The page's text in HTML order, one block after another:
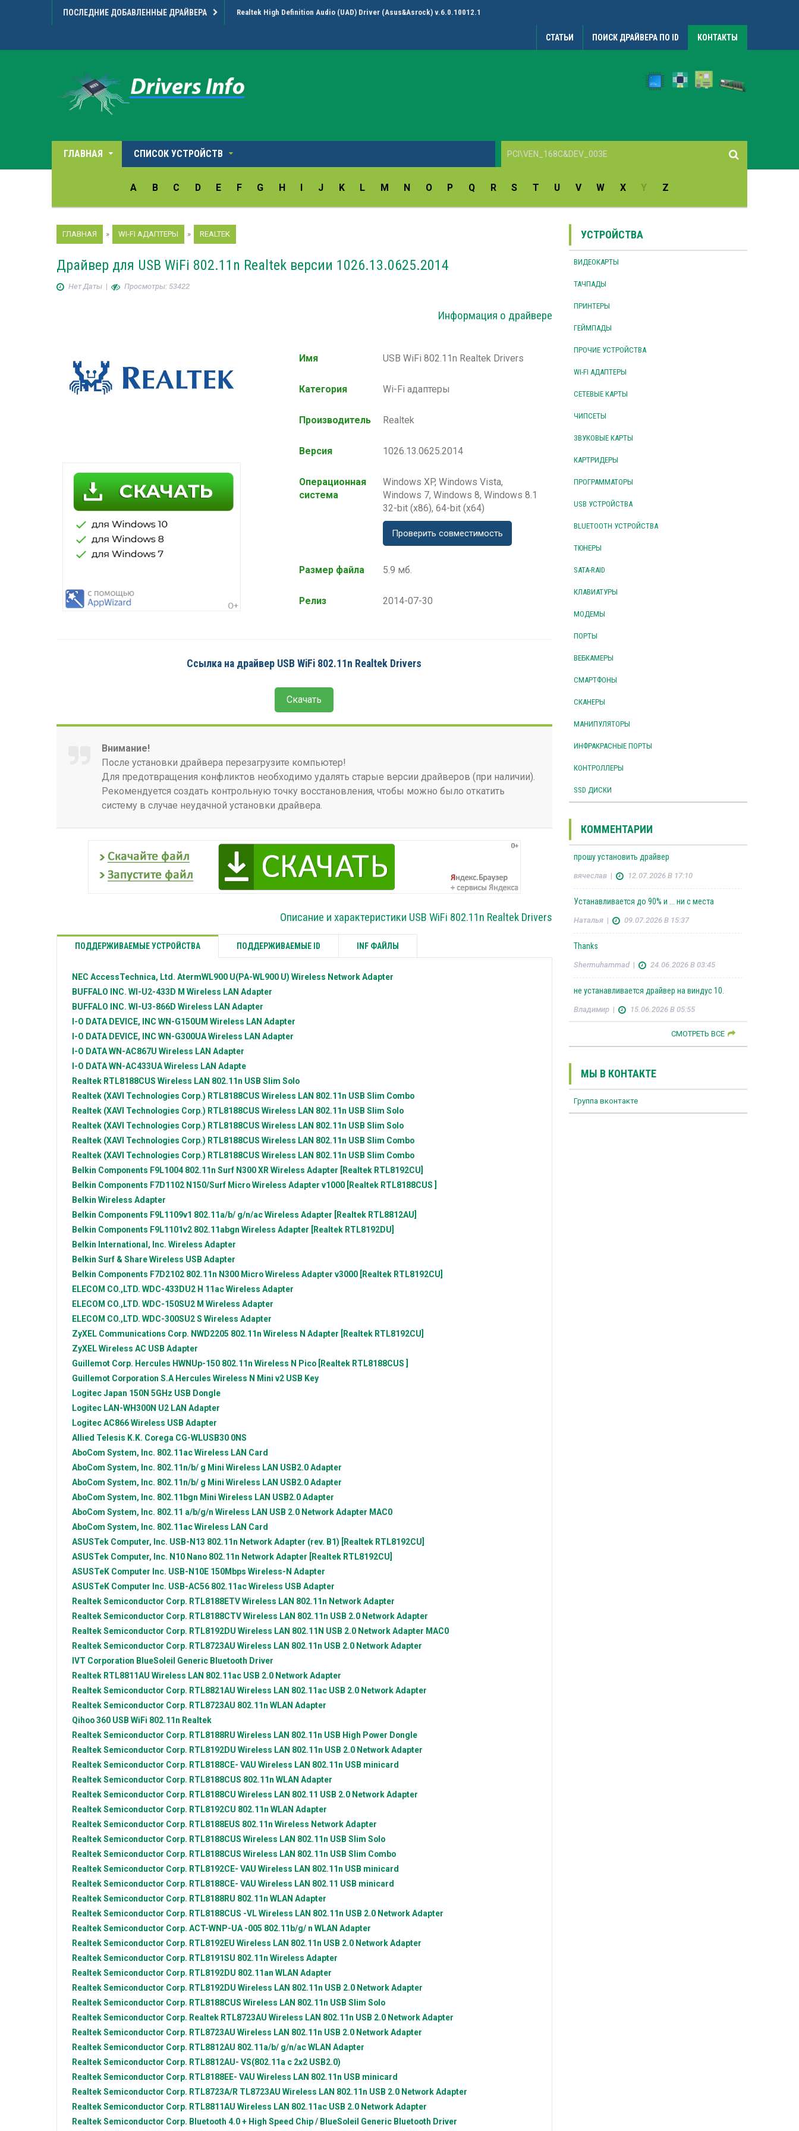
ПОСЛЕДНИЕ ДОБАВЛЕННЫЕ ДРАЙВЕРА Realtek High Definition Audio (UAD) Driver (Asus&Asrock) v.6.0.10012.1
СТАТЬИ ПОИСК ДРАЙВЕРА ПО ID КОНТАКТЫ
ГЛАВНАЯ СПИСОК УСТРОЙСТВ
A B C D E F G H J K L M N O P Q R S T U V W X Y Z
ГЛАВНАЯ » WI-FI АДАПТЕРЫ » REALTEK
Драйвер для USB WiFi 802.11n Realtek версии 1026.13.0625.2014
Нет Даты | Просмотры: 53422
Информация о драйвере
Имя USB WiFi 802.11n Realtek Drivers
Категория Wi-Fi адаптеры
Производитель Realtek
Версия 1026.13.0625.2014
Операционная
система
Windows XP, Windows Vista,
Windows 7, Windows 8, Windows 8.1
32-bit (x86), 64-bit (x64)
Проверить совместимость
Размер файла 5.9 мб.
Релиз 2014-07-30
Ссылка на драйвер USB WiFi 802.11n Realtek Drivers
Скачать
Внимание!
После установки драйвера перезагрузите компьютер!
Для предотвращения конфликтов необходимо удалять старые версии драйверов (при наличии).
Рекомендуется создать контрольную точку восстановления, чтобы можно было откатить
систему в случае неудачной установки драйвера.
Описание и характеристики USB WiFi 802.11n Realtek Drivers
ПОДДЕРЖИВАЕМЫЕ УСТРОЙСТВА ПОДДЕРЖИВАЕМЫЕ ID INF ФАЙЛЫ
NEC AccessTechnica, Ltd. AtermWL900 U(PA-WL900 U) Wireless Network Adapter
BUFFALO INC. WI-U2-433D M Wireless LAN Adapter
BUFFALO INC. WI-U3-866D Wireless LAN Adapter
I-O DATA DEVICE, INC WN-G150UM Wireless LAN Adapter
I-O DATA DEVICE, INC WN-G300UA Wireless LAN Adapter
I-O DATAWN-AC867U Wireless LAN Adapter
I-O DATAWN-AC433UA Wireless LAN Adapte
Realtek RTL8188CUS Wireless LAN 802.11n USB Slim Solo
Realtek (XAVI Technologies Corp.) RTL8188CUS Wireless LAN 802.11n USB Slim Combo
Realtek (XAVI Technologies Corp.) RTL8188CUS Wireless LAN 802.11n USB Slim Solo
Realtek (XAVI Technologies Corp.) RTL8188CUS Wireless LAN 802.11n USB Slim Solo
Realtek (XAVI Technologies Corp.) RTL8188CUS Wireless LAN 802.11n USB Slim Combo
Realtek (XAVI Technologies Corp.) RTL8188CUS Wireless LAN 802.11n USB Slim Combo
Belkin Components F9L1004 802.11n Surf N300 XR Wireless Adapter [Realtek RTL8192CU]
Belkin Components F7D1102 N150/Surf Micro Wireless Adapter v1000 [Realtek RTL8188CUS ]
Belkin Wireless Adapter
Belkin Components F9L1109v1 802.11a/b/ g/n/ac Wireless Adapter [Realtek RTL8812AU]
Belkin Components F9L1101v2 802.11abgn Wireless Adapter [Realtek RTL8192DU]
Belkin International, Inc. Wireless Adapter
Belkin Surf & Share Wireless USB Adapter
Belkin Components F7D2102 802.11n N300 Micro Wireless Adapter v3000 [Realtek RTL8192CU]
ELECOM CO.,LTD. WDC-433DU2 H 11ac Wireless Adapter
ELECOM CO.,LTD. WDC-150SU2 M Wireless Adapter
ELECOM CO.,LTD. WDC-300SU2 S Wireless Adapter
ZyXEL Communications Corp. NWD2205 802.11n Wireless N Adapter [Realtek RTL8192CU]
ZyXELWireless AC USB Adapter
Guillemot Corp. Hercules HWNUp-150 802.11n Wireless N Pico [Realtek RTL8188CUS ]
Guillemot Corporation S.A Hercules Wireless N Mini v2 USB Key
Logitec Japan 150N 5GHz USB Dongle
Logitec LAN-WH300N U2 LAN Adapter
LogitecAC866 Wireless USB Adapter
Allied Telesis K.K. Corega CG-WLUSB30 0NS
AboCom System, Inc. 802.11ac Wireless LAN Card
AboCom System, Inc. 802.11n/b/ g Mini Wireless LAN USB2.0 Adapter
AboCom System, Inc. 802.11n/b/ g Mini Wireless LAN USB2.0 Adapter
AboCom System, Inc. 802.11bgn Mini Wireless LAN USB2.0 Adapter
AboCom System, Inc. 802.11 a/b/g/n Wireless LAN USB 2.0 Network Adapter MAC0
AboCom System, Inc. 802.11ac Wireless LAN Card
ASUSTek Computer, Inc. USB-N13 802.11n Network Adapter (rev. B1) [Realtek RTL8192CU]
ASUSTek Computer, Inc. N10 Nano 802.11n Network Adapter [Realtek RTL8192CU]
ASUSTeK Computer Inc. USB-N10E 150Mbps Wireless-N Adapter
ASUSTeK Computer Inc. USB-AC56 802.11ac Wireless USB Adapter
Realtek Semiconductor Corp. RTL8188ETV Wireless LAN 802.11n Network Adapter
Realtek Semiconductor Corp. RTL8188CTV Wireless LAN 802.11n USB 2.0 Network Adapter
Realtek Semiconductor Corp. RTL8192DU Wireless LAN 802.11N USB 2.0 Network Adapter MAC0
Realtek Semiconductor Corp. RTL8723AU Wireless LAN 802.11n USB 2.0 Network Adapter
IVT Corporation BlueSoleil Generic Bluetooth Driver
Realtek RTL8811AU Wireless LAN 802.11ac USB 2.0 Network Adapter
Realtek Semiconductor Corp. RTL8821AU Wireless LAN 802.11ac USB 2.0 Network Adapter
Realtek Semiconductor Corp. RTL8723AU 802.11n WLAN Adapter
Qihoo 360 USB WiFi 802.11n Realtek
Realtek Semiconductor Corp. RTL8188RU Wireless LAN 802.11n USB High Power Dongle
Realtek Semiconductor Corp. RTL8192DU Wireless LAN 802.11n USB 2.0 Network Adapter
Realtek Semiconductor Corp. RTL8188CE- VAU Wireless LAN 802.11n USB minicard
Realtek Semiconductor Corp. RTL8188CUS 802.11n WLAN Adapter
Realtek Semiconductor Corp. RTL8188CU Wireless LAN 802.11 USB 2.0 Network Adapter
Realtek Semiconductor Corp. RTL8192CU 802.11n WLAN Adapter
Realtek Semiconductor Corp. RTL8188EUS 802.11n Wireless Network Adapter
Realtek Semiconductor Corp. RTL8188CUS Wireless LAN 802.11n USB Slim Solo
Realtek Semiconductor Corp. RTL8188CUS Wireless LAN 802.11n USB Slim Combo
Realtek Semiconductor Corp. RTL8192CE- VAU Wireless LAN 802.11n USB minicard
Realtek Semiconductor Corp. RTL8188CE- VAU Wireless LAN 802.11 USB minicard
Realtek Semiconductor Corp. RTL8188RU 802.11n WLAN Adapter
Realtek Semiconductor Corp. RTL8188CUS -VL Wireless LAN 802.11n USB 2.0 Network Adapter
Realtek Semiconductor Corp. ACT-WNP-UA -005 802.11b/g/ n WLAN Adapter
Realtek Semiconductor Corp. RTL8192EU Wireless LAN 802.11n USB 2.0 Network Adapter
Realtek Semiconductor Corp. RTL8191SU 802.11n Wireless Adapter
Realtek Semiconductor Corp. RTL8192DU 802.11an WLAN Adapter
Realtek Semiconductor Corp. RTL8192DU Wireless LAN 802.11n USB 2.0 Network Adapter
Realtek Semiconductor Corp. RTL8188CUS Wireless LAN 802.11n USB Slim Solo
Realtek Semiconductor Corp. Realtek RTL8723AU Wireless LAN 802.11n USB 2.0 Network Adapter
Realtek Semiconductor Corp. RTL8723AU Wireless LAN 802.11n USB 2.0 Network Adapter
Realtek Semiconductor Corp. RTL8812AU 802.11a/b/ g/n/ac WLAN Adapter
Realtek Semiconductor Corp. RTL8812AU- VS(802.11a c 2x2 USB2.0)
Realtek Semiconductor Corp. RTL8188EE- VAU Wireless LAN 802.11n USB minicard
Realtek Semiconductor Corp. RTL8723A/R TL8723AU Wireless LAN 802.11n USB 2.0 Network Adapter
Realtek Semiconductor Corp. RTL8811AU Wireless LAN 802.11ac USB 2.0 Network Adapter
Realtek Semiconductor Corp. Bluetooth 4.0 + High Speed Chip / BlueSoleil Generic Bluetooth Driver
УСТРОЙСТВА
ВИДЕОКАРТЫ
ТАЧПАДЫ
ПРИНТЕРЫ
ГЕЙМПАДЫ
ПРОЧИЕ УСТРОЙСТВА
WI-FI АДАПТЕРЫ
СЕТЕВЫЕ КАРТЫ
ЧИПСЕТЫ
ЗВУКОВЫЕ КАРТЫ
КАРТРИДЕРЫ
ПРОГРАММАТОРЫ
USB УСТРОЙСТВА
BLUETOOTH УСТРОЙСТВА
ТЮНЕРЫ
SATA-RAID
КЛАВИАТУРЫ
МОДЕМЫ
ПОРТЫ
ВЕБКАМЕРЫ
СМАРТФОНЫ
СКАНЕРЫ
МАНИПУЛЯТОРЫ
ИНФРАКРАСНЫЕ ПОРТЫ
КОНТРОЛЛЕРЫ
SSD ДИСКИ
КОММЕНТАРИИ
прошу установить драйвер
вячеслав| 12.07.2026 В 17:10
Устанавливается до 90% и ... ни с места
Наталья| 09.07.2026 В 15:37
Thanks
Shermuhammad| 24.06.2026 В 03:45
не устанавливается драйвер на виндус 10.
Владимир| 15.06.2026 В 05:55
СМОТРЕТЬ ВСЕ
МЫ В КОНТАКТЕ
Группа вконтакте